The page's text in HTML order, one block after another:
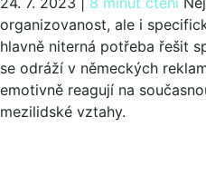
organizovanost, ale i
hlavně niterná potřeba řešit
se odráží v německých
emotivně reagují na
mezilidské vztahy.